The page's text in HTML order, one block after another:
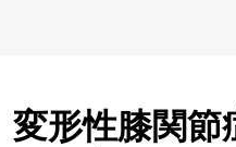
変形性膝関